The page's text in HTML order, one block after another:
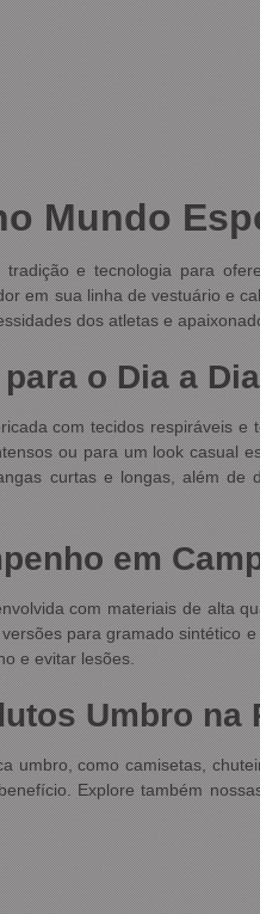
Mundo
e tecnologia para
em sua linha de vestuário e
dos atletas e
o Dia a Dia
com tecidos respiráveis
ou para um look casual
curtas e longas, além de
em
com materiais de alta
para gramado sintético
e evitar lesões.
Umbro na
como camisetas,
Explore também